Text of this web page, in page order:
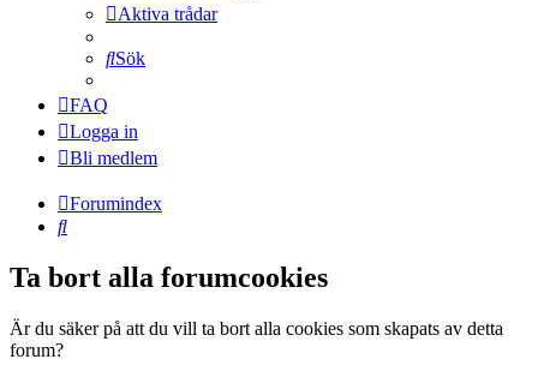
Aktiva trådar
Sök
FAQ
Logga in
Bli medlem
Forumindex
Sök
Ta bort alla forumcookies
Är du säker på att du vill ta bort alla cookies som skapats av detta
forum?